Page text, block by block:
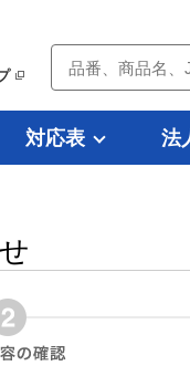
対応表 法